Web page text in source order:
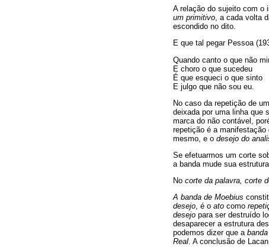
A relação do sujeito com o
um primitivo, a cada volta
escondido no dito.
E que tal pegar Pessoa
Quando canto o que não
E choro o que sucedeu
É que esqueci o que sinto
E julgo que não sou eu.
No caso da repetição de
deixada por uma linha que
marca do não contável,
repetição é a manifestação
mesmo, e o desejo do
Se efetuarmos um corte
a banda mude sua
No corte da palavra, corte
A banda de Moebius
desejo, é o ato como
desejo para ser destruído
desaparecer a estrutura
podemos dizer que a
Real. A conclusão de